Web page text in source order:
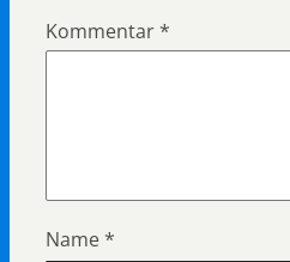
Kommentar *
Name *